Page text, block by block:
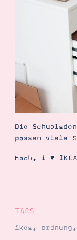
Die
passen viele
Hach, i ♥ IKEA
TAGS
ikea, ordnung,